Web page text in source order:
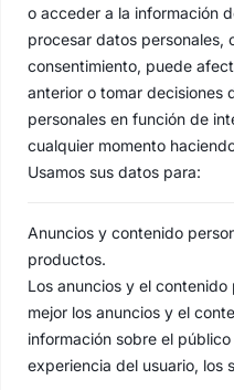
o acceder a la información
procesar datos personales,
consentimiento, puede
anterior o tomar decisiones
personales en función de
cualquier momento
Usamos sus datos para:
Anuncios y contenido
productos.
Los anuncios y el
mejor los anuncios y el
información sobre el
experiencia del usuario, los
Casa